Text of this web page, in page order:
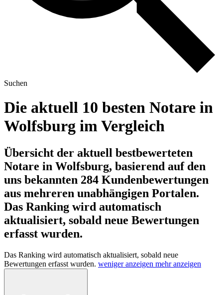
Suchen
Die aktuell 10 besten Notare in
Wolfsburg im Vergleich
Übersicht der aktuell bestbewerteten
Notare in Wolfsburg, basierend auf den
uns bekannten 284 Kundenbewertungen
aus mehreren unabhängigen Portalen.
Das Ranking wird automatisch
aktualisiert, sobald neue Bewertungen
erfasst wurden.
Das Ranking wird automatisch aktualisiert, sobald neue
Bewertungen erfasst wurden. weniger anzeigen mehr anzeigen